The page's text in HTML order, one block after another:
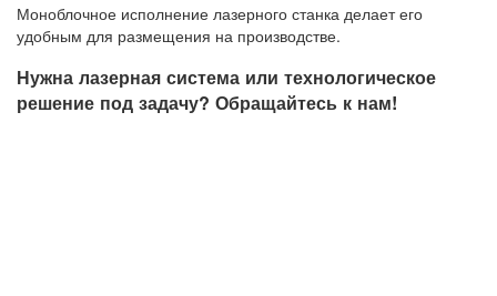
Моноблочное исполнение лазерного станка делает его
удобным для размещения на производстве.
Нужна лазерная система или технологическое
решение под задачу? Обращайтесь к нам!